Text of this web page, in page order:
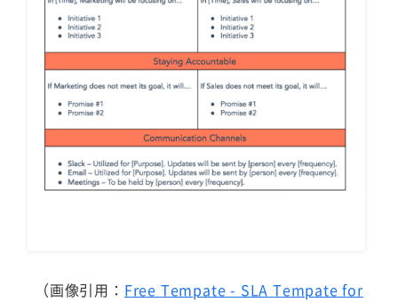
（画像引用： Free Tempate - SLA Tempate for